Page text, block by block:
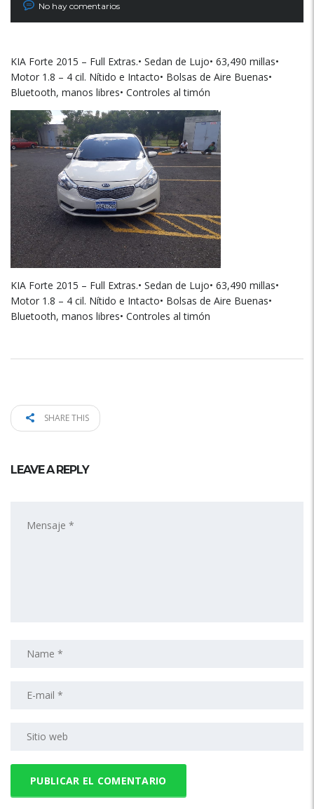
No hay comentarios
KIA Forte 2015 – Full Extras.• Sedan de Lujo• 63,490 millas•
Motor 1.8 – 4 cil. Nítido e Intacto• Bolsas de Aire Buenas•
Bluetooth, manos libres• Controles al timón
KIA Forte 2015 – Full Extras.• Sedan de Lujo• 63,490 millas•
Motor 1.8 – 4 cil. Nítido e Intacto• Bolsas de Aire Buenas•
Bluetooth, manos libres• Controles al timón
SHARE THIS
LEAVE A REPLY